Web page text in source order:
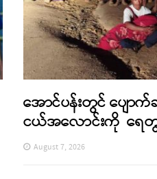
အောင်ပန်းတွင် ပျေ
ငယ်အလောင်းကို ရေတွ
August 7, 2026